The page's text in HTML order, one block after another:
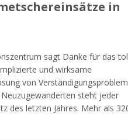
in
sagt Danke für das
und wirksame
von
steht jeder
des letzten Jahres. Mehr als